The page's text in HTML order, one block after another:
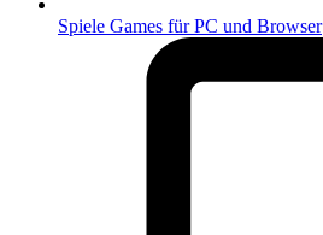
Spiele Games für PC und Browser